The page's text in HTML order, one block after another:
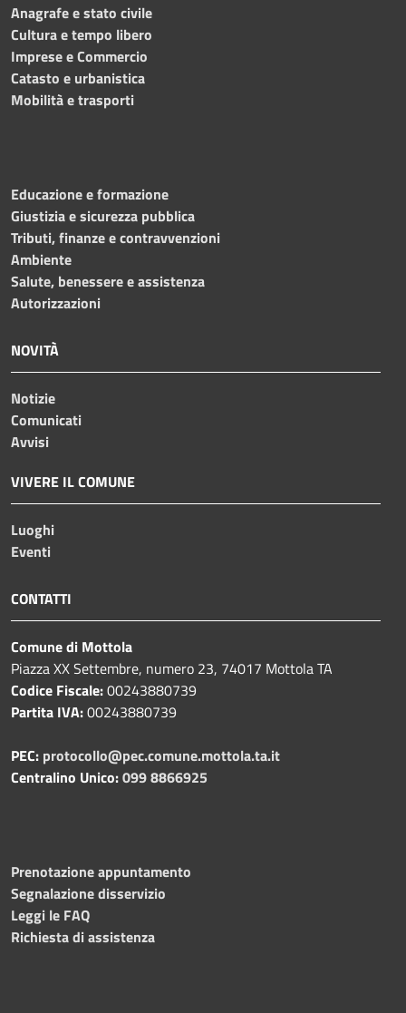
Anagrafe e stato civile
Cultura e tempo libero
Imprese e Commercio
Catasto e urbanistica
Mobilità e trasporti
Educazione e formazione
Giustizia e sicurezza pubblica
Tributi, finanze e contravvenzioni
Ambiente
Salute, benessere e assistenza
Autorizzazioni
NOVITÀ
Notizie
Comunicati
Avvisi
VIVERE IL COMUNE
Luoghi
Eventi
CONTATTI
Comune di Mottola
Piazza XX Settembre, numero 23, 74017 Mottola TA
Codice Fiscale:00243880739
Partita IVA:00243880739
PEC: protocollo@pec.comune.mottola.ta.it
Centralino Unico:099 8866925
Prenotazione appuntamento
Segnalazione disservizio
Leggi le FAQ
Richiesta di assistenza